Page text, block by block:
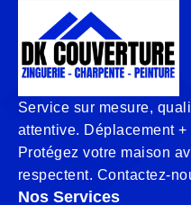
Service sur mesure,
attentive. Déplacement
Protégez votre maison
respectent. Contactez-
Nos Services